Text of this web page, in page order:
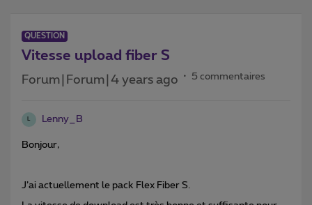
QUESTION
Vitesse upload fiber S
Forum|Forum|4 years ago 5 commentaires
L Lenny_B
Bonjour,
J’ai actuellement le pack Flex Fiber S.